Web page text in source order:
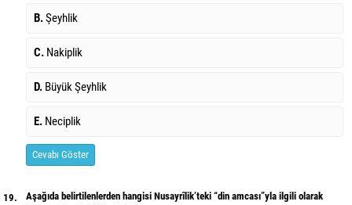
B.Şeyhlik
C. Nakiplik
D. Büyük Şeyhlik
E. Neciplik
Cevabı Göster
19.
Aşağıda belirtilenlerden hangisi Nusayrîlik’teki “din amcası”yla ilgili olarak